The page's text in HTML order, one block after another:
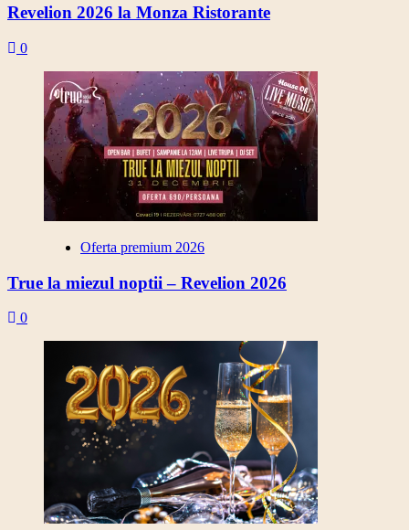
Revelion 2026 la Monza Ristorante
0
Oferta premium 2026
True la miezul noptii – Revelion 2026
0